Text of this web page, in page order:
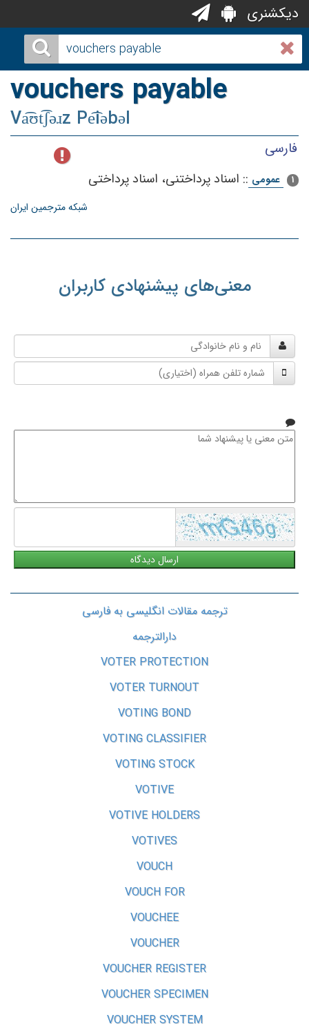
دیکشنری
vouchers payable
Va͡ʊt͡ʃəɹz Pe͡iəbəl
فارسی
1 عمومی :: اسناد پرداختنی، اسناد پرداختی
شبکه مترجمین ایران
معنی‌های پیشنهادی کاربران
و
نام
خانوادگی
شماره
تلفن
متن
ترجمه مقالات انگلیسی به فارسی
دارالترجمه
VOTER PROTECTION
VOTER TURNOUT
VOTING BOND
VOTING CLASSIFIER
VOTING STOCK
VOTIVE
VOTIVE HOLDERS
VOTIVES
VOUCH
VOUCH FOR
VOUCHEE
VOUCHER
VOUCHER REGISTER
VOUCHER SPECIMEN
VOUCHER SYSTEM